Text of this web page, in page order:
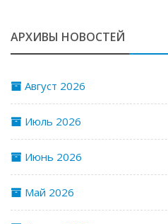
АРХИВЫ НОВОСТЕЙ
Август 2026
Июль 2026
Июнь 2026
Май 2026